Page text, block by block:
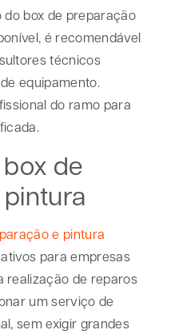
do box de preparação
é recomendável
técnicos
equipamento.
do ramo para
de
e pintura
para empresas
realização de reparos
um serviço de
sem exigir grandes